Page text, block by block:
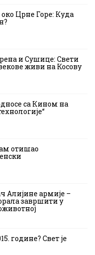
Црне Горе: Куда
и Сушице: Свети
живи на Косову
са Кином на
отишао
Алијине армије –
завршити у
године? Свет је